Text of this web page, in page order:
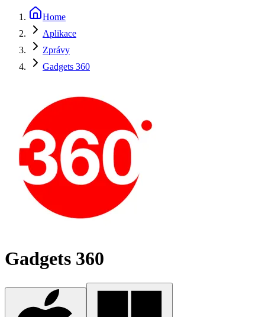
Home
Aplikace
Zprávy
Gadgets 360
Gadgets 360